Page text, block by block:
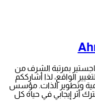
بمرتبة الشرف من
الواقع، لذا أشارككم
وتطوير الذات. مؤسس
أثر إيجابي في حياة كل